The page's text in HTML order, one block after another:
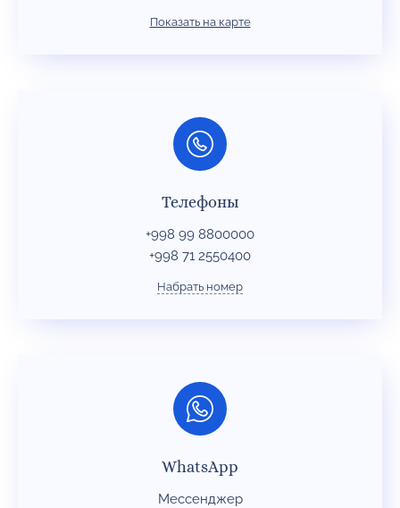
Показать на карте
Телефоны
+998 99 8800000
+998 71 2550400
Набрать номер
WhatsApp
Мессенджер